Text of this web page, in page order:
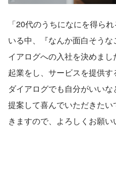
「20代のうちになにを得ら
いる中、『なんか面白そう
イアログへの入社を決めま
起業をし、サービスを提供す
ダイアログでも自分がいい
提案して喜んでいただきた
きますので、よろしくお願い